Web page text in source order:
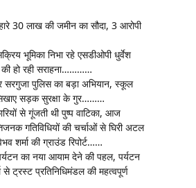
30 लाख की जमीन का सौदा, 3 आरोपी
भूमिका निभा रहे एसडीओपी धुर्वेश
हो रही सराहना…………
सरगुजा पुलिस का बड़ा अभियान, स्कूल
सड़क सुरक्षा के गुर………
से गूंजती थी पुष्प वाटिका, आज
गतिविधियों की चर्चाओं से घिरी अटल
शर्मा की ग्राउंड रिपोर्ट……
का नया आयाम देने की पहल, पर्यटन
से ट्रस्ट प्रतिनिधिमंडल की महत्वपूर्ण